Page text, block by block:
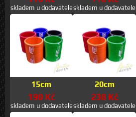
skladem u dodavateleskladem u dodavatele
15cm
190 Kč
skladem u dodavatele
20cm
238 Kč
skladem u dodavatele